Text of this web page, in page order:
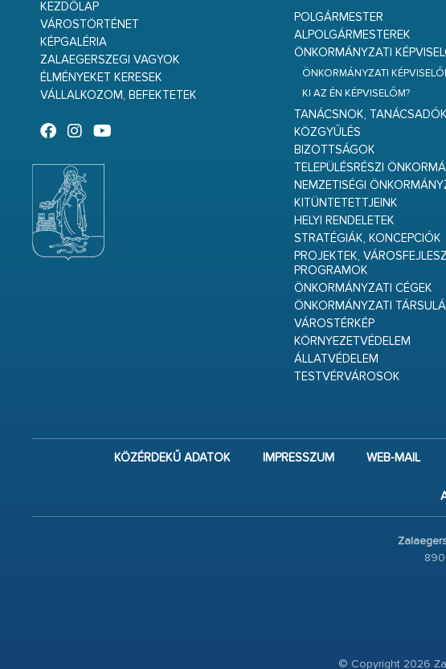
KEZDŐLAP
VÁROSTÖRTÉNET
KÉPGALÉRIA
ZALAEGERSZEGI VAGYOK
ÉLMÉNYEKET KERESEK
VÁLLALKOZOM, BEFEKTETEK
POLGÁRMESTER
ALPOLGÁRMESTEREK
ÖNKORMÁNYZATI
ÖNKORMÁNYZATI
KI AZ ÉN KÉPVISELŐM?
TANÁCSNOK, TANÁCSADÓK
KÖZGYŰLÉS
BIZOTTSÁGOK
TELEPÜLÉSRÉSZI
NEMZETISÉGI
KITÜNTETETTJEINK
HELYI RENDELETEK
STRATÉGIÁK, KONCEPCIÓK
PROJEKTEK,
PROGRAMOK
ÖNKORMÁNYZATI CÉGEK
ÖNKORMÁNYZATI
VÁROSTÉRKÉP
KÖRNYEZETVÉDELEM
ÁLLATVÉDELEM
TESTVÉRVÁROSOK
KÖZÉRDEKŰ ADATOK IMPRESSZUM WEB-MAIL
© Copyright 2026